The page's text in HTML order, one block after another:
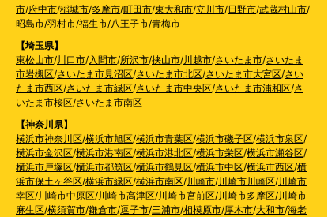
市/府中市/稲城市/多摩市/町田市/東大和市/立川市/日野市/武蔵村山市/
昭島市/羽村市/福生市/八王子市/青梅市
【埼玉県】
東松山市/川口市/入間市/所沢市/挟山市/川越市/さいたま市/さいたま
市岩槻区/さいたま市見沼区/さいたま市北区/さいたま市大宮区/さい
たま市西区/さいたま市緑区/さいたま市中央区/さいたま市浦和区/さ
いたま市桜区/さいたま市南区
【神奈川県】
横浜市神奈川区/横浜市旭区/横浜市青葉区/横浜市磯子区/横浜市泉区/
横浜市金沢区/横浜市港南区/横浜市港北区/横浜市栄区/横浜市瀬谷区/
横浜市戸塚区/横浜市都筑区/横浜市鶴見区/横浜市中区/横浜市西区/横
浜市保土ヶ谷区/横浜市緑区/横浜市南区/川崎市/川崎市川崎区/川崎市
幸区/川崎市中原区/川崎市高津区/川崎市宮前区/川崎市多摩区/川崎市
麻生区/横須賀市/鎌倉市/逗子市/三浦市/相模原市/厚木市/大和市/海老